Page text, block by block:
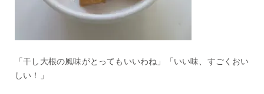
「干し大根の風味がとってもいいわね」「いい味、すごくおい
しい！」